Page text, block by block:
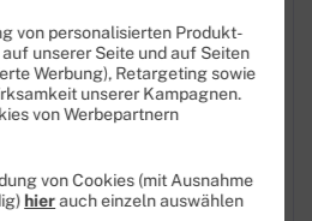
von personalisierten Produkt-
unserer Seite und auf Seiten
Werbung), Retargeting sowie
unserer Kampagnen.
von Werbepartnern
von Cookies (mit Ausnahme
hierauch einzeln auswählen